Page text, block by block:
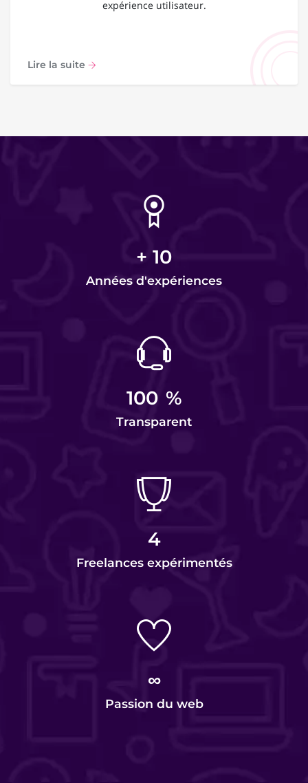
expérience utilisateur.
Lire la suite
+ 10
Années d'expériences
100 %
Transparent
4
Freelances expérimentés
∞
Passion du web